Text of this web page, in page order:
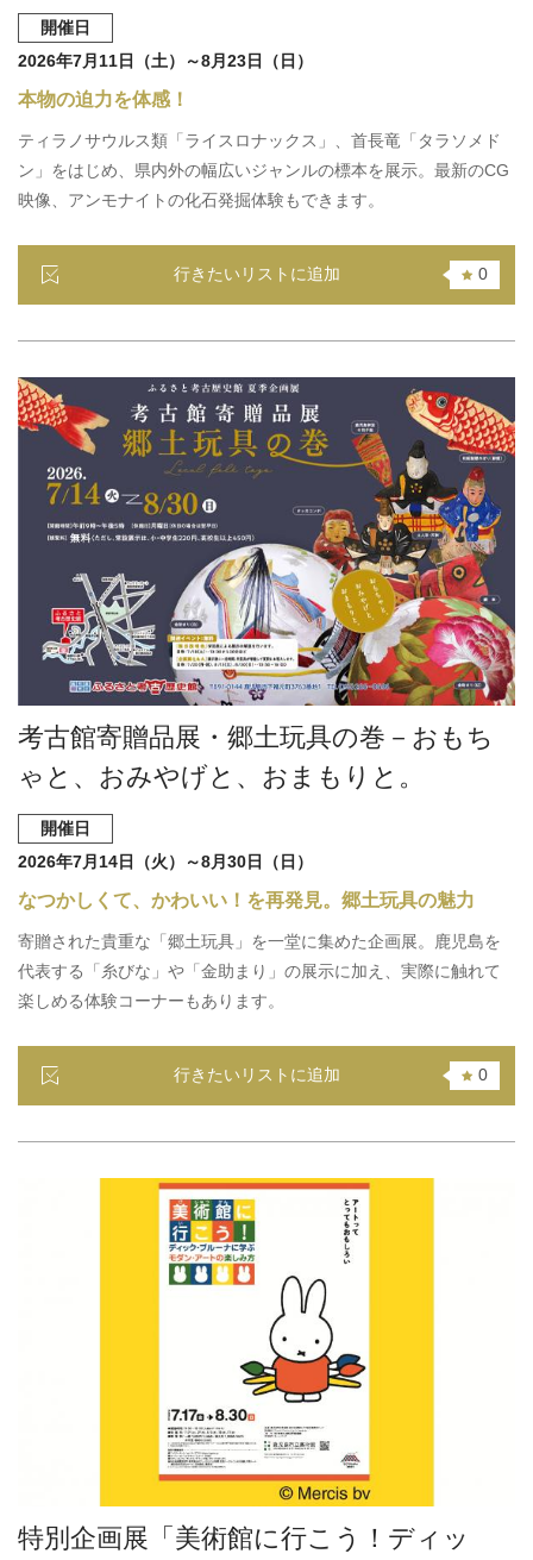
開催日
2026年7月11日（土）～8月23日（日）
本物の迫力を体感！
ティラノサウルス類「ライスロナックス」、首長竜「タラソメド
ン」をはじめ、県内外の幅広いジャンルの標本を展示。最新のCG
映像、アンモナイトの化石発掘体験もできます。
行きたいリストに追加 0
考古館寄贈品展・郷土玩具の巻－おもち
ゃと、おみやげと、おまもりと。
開催日
2026年7月14日（火）～8月30日（日）
なつかしくて、かわいい！を再発見。郷土玩具の魅力
寄贈された貴重な「郷土玩具」を一堂に集めた企画展。鹿児島を
代表する「糸びな」や「金助まり」の展示に加え、実際に触れて
楽しめる体験コーナーもあります。
行きたいリストに追加 0
特別企画展「美術館に行こう！ディッ